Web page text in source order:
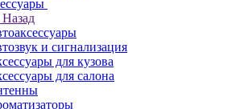
Назад
и сигнализация
для кузова
для салона